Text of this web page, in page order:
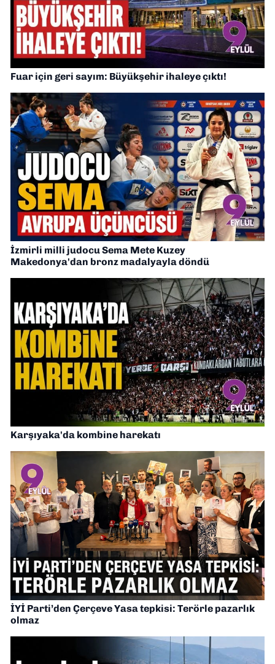
Fuar için geri sayım: Büyükşehir ihaleye çıktı!
İzmirli milli judocu Sema Mete Kuzey
Makedonya'dan bronz madalyayla döndü
Karşıyaka'da kombine harekatı
İYİ Parti’den Çerçeve Yasa tepkisi: Terörle pazarlık
olmaz